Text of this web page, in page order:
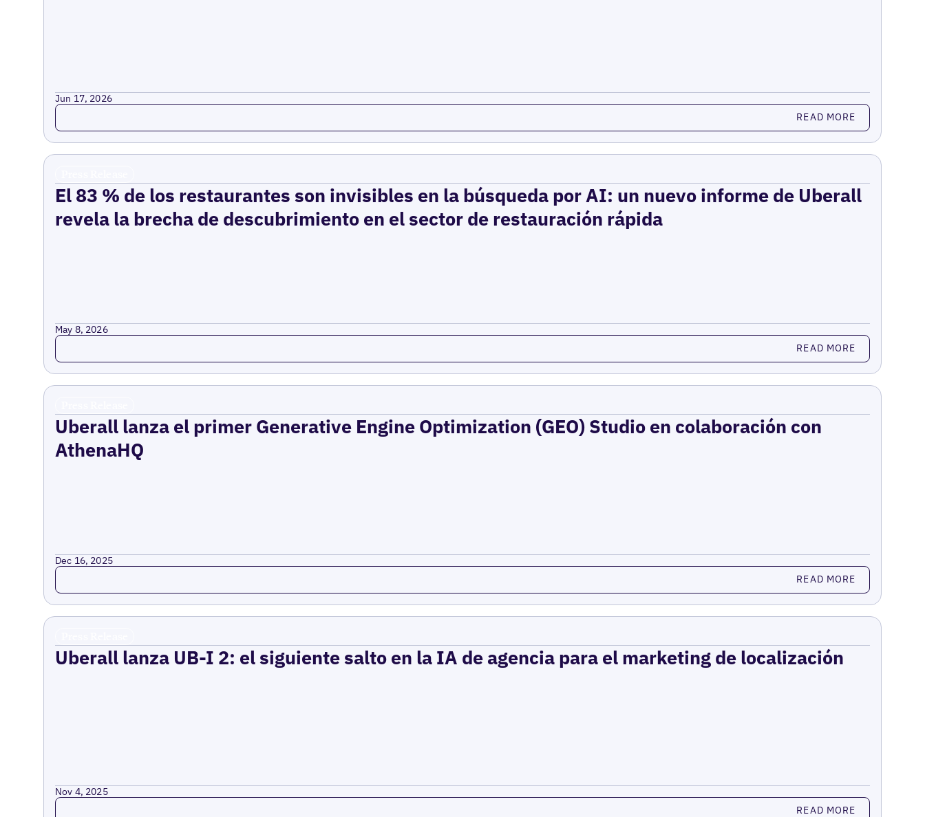
Jun 17, 2026
Read more READ MORE
El 83 % de los restaurantes son invisibles en la búsqueda por AI: un nuevo informe de Uberall
revela la brecha de descubrimiento en el sector de restauración rápida
May 8, 2026
Read more READ MORE
Uberall lanza el primer Generative Engine Optimization (GEO) Studio en colaboración con
AthenaHQ
Dec 16, 2025
Read more READ MORE
Uberall lanza UB-I 2: el siguiente salto en la IA de agencia para el marketing de localización
Nov 4, 2025
Read more READ MORE